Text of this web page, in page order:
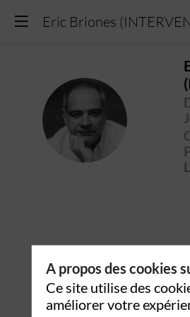
Eric Briones
EB(
A propos des cookies
Ce site utilise des
améliorer votre